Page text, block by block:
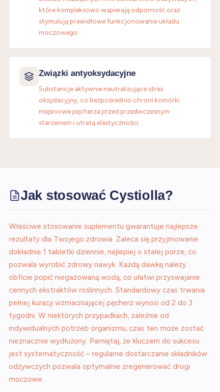
które kompleksowo wspierają odporność oraz
stymulują prawidłowe funkcjonowanie układu
moczowego.
Związki antyoksydacyjne
Substancje aktywnie neutralizujące stres
oksydacyjny, co bezpośrednio chroni komórki
mięśniowe pęcherza przed przedwczesnym
starzeniem i utratą elastyczności.
Jak stosować Cystiolla?
Właściwe stosowanie suplementu gwarantuje najlepsze
rezultaty dla Twojego zdrowia. Zaleca się przyjmowanie
dokładnie 1 tabletki dziennie, najlepiej o stałej porze, co
pozwala wyrobić zdrowy nawyk. Każdą dawkę należy
obficie popić niegazowaną wodą, co ułatwi przyswajanie
cennych ekstraktów roślinnych. Standardowy czas trwania
pełnej kuracji wzmacniającej pęcherz wynosi od 2 do 3
tygodni. W niektórych przypadkach, zależnie od
indywidualnych potrzeb organizmu, czas ten może zostać
nieznacznie wydłużony. Pamiętaj, że kluczem do sukcesu
jest systematyczność – regularne dostarczanie składników
odżywczych pozwala optymalnie zregenerować drogi
moczowe.